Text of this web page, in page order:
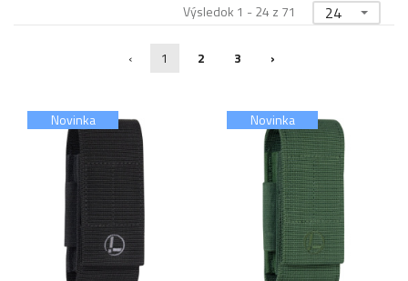
Výsledok 1 - 24 z 71 24
‹ 1 2 3 ›
Novinka Novinka